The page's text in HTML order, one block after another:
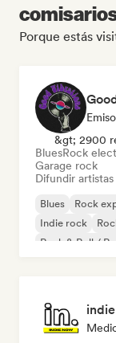
Porque estás
&gt; 2900
BluesRock
Garage rock
Difundir
Blues Rock
Indie rock
Rock & Roll /